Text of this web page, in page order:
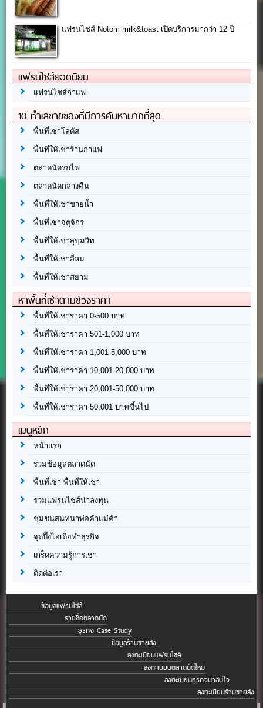
แฟรนไชส์ Notom milk&toast เปิดบริการมากว่า 12 ปี
แฟรนไชส์ยอดนิยม
แฟรนไชส์กาแฟ
10 ทำเลขายของที่มีการค้นหามากที่สุด
พื้นที่เช่าโลตัส
พื้นที่ให้เช่าร้านกาแฟ
ตลาดนัดรถไฟ
ตลาดนัดกลางคืน
พื้นที่ให้เช่าขายน้ำ
พื้นที่เช่าจตุจักร
พื้นที่ให้เช่าสุขุมวิท
พื้นที่ให้เช่าสีลม
พื้นที่ให้เช่าสยาม
หาพื้นที่เช่าตามช่วงราคา
พื้นที่ให้เช่าราคา 0-500 บาท
พื้นที่ให้เช่าราคา 501-1,000 บาท
พื้นที่ให้เช่าราคา 1,001-5,000 บาท
พื้นที่ให้เช่าราคา 10,001-20,000 บาท
พื้นที่ให้เช่าราคา 20,001-50,000 บาท
พื้นที่ให้เช่าราคา 50,001 บาทขึ้นไป
เมนูหลัก
หน้าแรก
รวมข้อมูลตลาดนัด
พื้นที่เช่า พื้นที่ให้เช่า
รวมแฟรนไชส์น่าลงทุน
ชุมชนสนทนาพ่อค้าแม่ค้า
จุดปิ๊งไอเดียทำธุรกิจ
เกร็ดความรู้การเช่า
ติดต่อเรา
ข้อมูลแฟรนไชส์
รายชื่อตลาดนัด
ธุรกิจ Case Study
ข้อมูลร้านขายส่ง
ลงทะเบียนแฟรนไชส์
ลงทะเบียนตลาดนัดใหม่
ลงทะเบียนธุรกิจน่าสนใจ
ลงทะเบียนร้านขายส่ง